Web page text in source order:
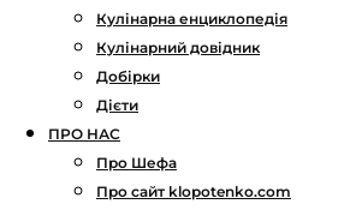
Кулінарна енциклопедія
Кулінарний довідник
Добірки
Дієти
ПРО НАС
Про Шефа
Про сайт klopotenko.com